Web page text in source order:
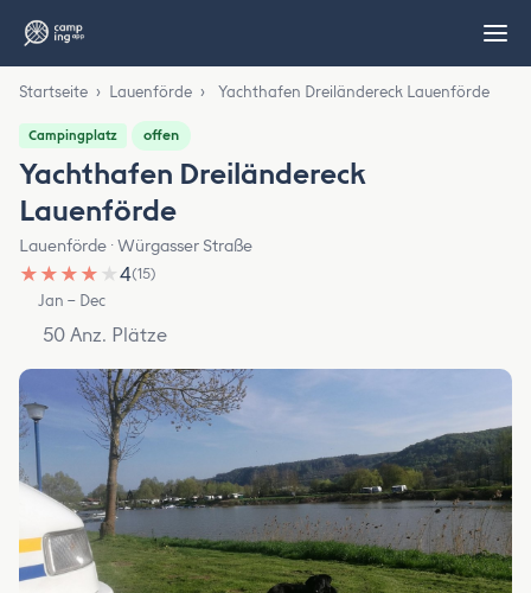
Startseite › Lauenförde › Yachthafen Dreiländereck Lauenförde
Campingplatz offen
Yachthafen Dreiländereck
Lauenförde
Lauenförde · Würgasser Straße
★ ★ ★ ★ ★4(15)
Jan – Dec
50 Anz. Plätze